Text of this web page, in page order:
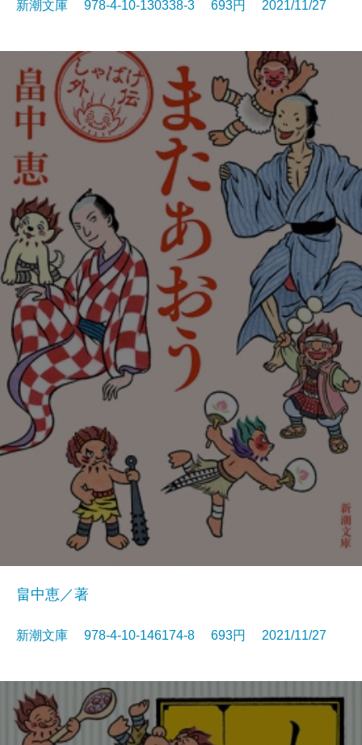
新潮文庫 978-4-10-130338-3 693円 2021/11/27
畠中恵／著
新潮文庫 978-4-10-146174-8 693円 2021/11/27